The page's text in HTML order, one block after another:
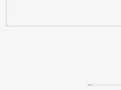
berömmer konsekvent